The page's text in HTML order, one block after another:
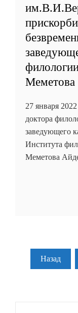
Меметова
27 января
доктора
заведующего
Института
Меметова
Пагинация
записей
Назад